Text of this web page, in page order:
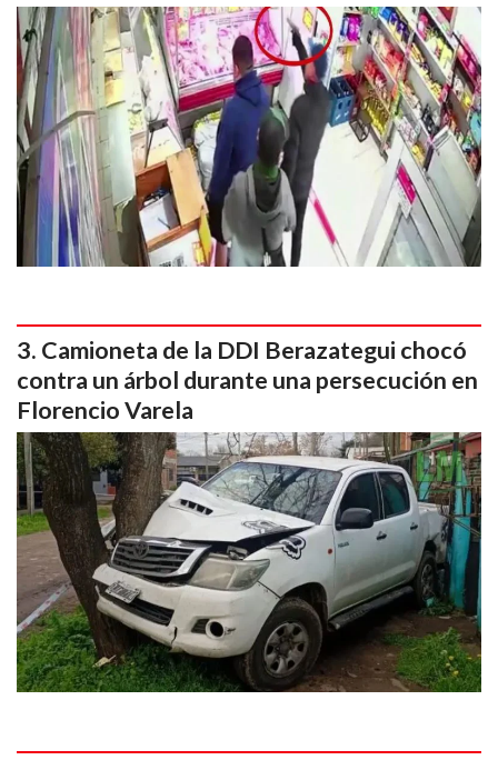
Camioneta de la DDI Berazategui chocó
contra un árbol durante una persecución en
Florencio Varela